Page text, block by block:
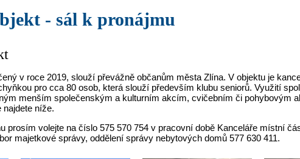
- sál k pronájmu
v roce 2019, slouží převážně občanům města Zlína. V objektu je
pro cca 80 osob, která slouží především klubu seniorů. Využití
menším společenským a kulturním akcím, cvičebním či pohybovým
najdete níže.
prosím volejte na číslo 575 570 754 v pracovní době Kanceláře místní
majetkové správy, oddělení správy nebytových domů 577 630 411.